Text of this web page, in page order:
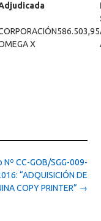
X
586.503,95
Nº CC-GOB/SGG-009-
“ADQUISICIÓN DE
COPY PRINTER” →